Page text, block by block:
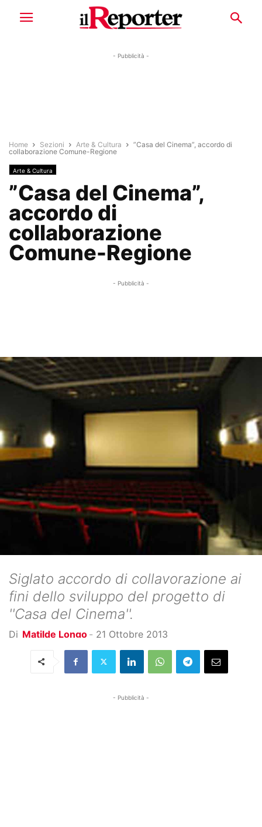
- Pubblicità -
Home Sezioni Arte & Cultura
”Casa del Cinema”, accordo di
collaborazione Comune-Regione
Arte & Cultura
”Casa del Cinema”,
accordo di
collaborazione
Comune-Regione
- Pubblicità -
Siglato accordo di collavorazione ai
fini dello sviluppo del progetto di
''Casa del Cinema''.
Di Matilde Longo - 21 Ottobre 2013
- Pubblicità -